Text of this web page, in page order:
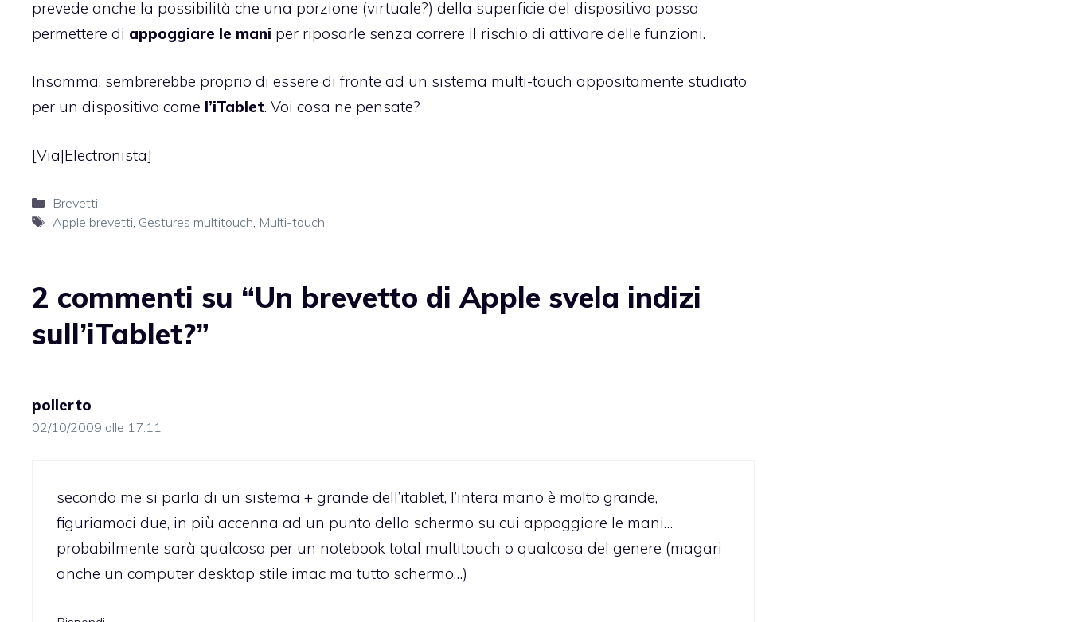
prevede anche la possibilità che una porzione (virtuale?) della superficie del dispositivo possa
permettere di appoggiare le mani per riposarle senza correre il rischio di attivare delle funzioni.
Insomma, sembrerebbe proprio di essere di fronte ad un sistema multi-touch appositamente studiato
per un dispositivo come l’iTablet. Voi cosa ne pensate?
[Via|Electronista]
Categorie
Brevetti
Tag
Apple brevetti, Gestures multitouch, Multi-touch
2 commenti su “Un brevetto di Apple svela indizi
sull’iTablet?”
pollerto
02/10/2009 alle 17:11
secondo me si parla di un sistema + grande dell’itablet, l’intera mano è molto grande,
figuriamoci due, in più accenna ad un punto dello schermo su cui appoggiare le mani…
probabilmente sarà qualcosa per un notebook total multitouch o qualcosa del genere (magari
anche un computer desktop stile imac ma tutto schermo…)